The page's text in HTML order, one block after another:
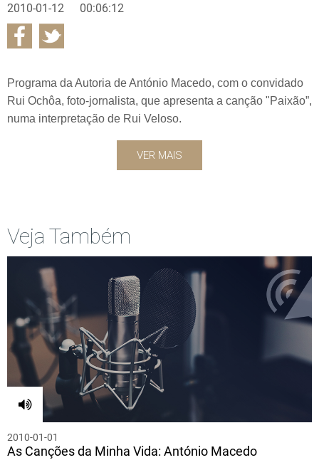
2010-01-12 00:06:12
Programa da Autoria de António Macedo, com o convidado
Rui Ochôa, foto-jornalista, que apresenta a canção "Paixão”,
numa interpretação de Rui Veloso.
VER MAIS
Veja Também
2010-01-01
As Canções da Minha Vida: António Macedo